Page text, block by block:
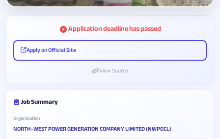
Application deadline has passed
Apply on Official Site
View Source
Job Summary
Organization
NORTH-WEST POWER GENERATION COMPANY LIMITED (NWPGCL)